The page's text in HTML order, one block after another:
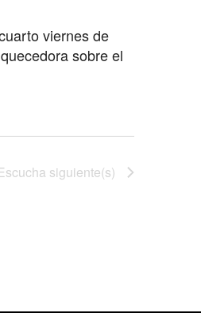
viernes de
sobre el
siguiente(s)